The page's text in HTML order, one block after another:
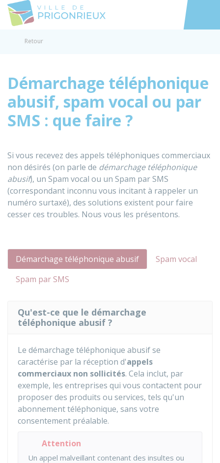
Accéder
Retour
Démarchage téléphonique
abusif, spam vocal ou par
SMS : que faire ?
Si vous recevez des appels téléphoniques commerciaux
non désirés (on parle de démarchage téléphonique
abusif), un Spam vocal ou un Spam par SMS
(correspondant inconnu vous incitant à rappeler un
numéro surtaxé), des solutions existent pour faire
cesser ces troubles. Nous vous les présentons.
Démarchage téléphonique abusif
Spam vocal
Spam par SMS
Qu'est-ce que le démarchage
téléphonique abusif ?
Le démarchage téléphonique abusif se
caractérise par la réception d'appels
commerciaux non sollicités. Cela inclut, par
exemple, les entreprises qui vous contactent pour
proposer des produits ou services, tels qu'un
abonnement téléphonique, sans votre
consentement préalable.
Attention
Un appel malveillant contenant des insultes ou